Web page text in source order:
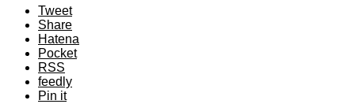
Tweet
Share
Hatena
Pocket
RSS
feedly
Pin it